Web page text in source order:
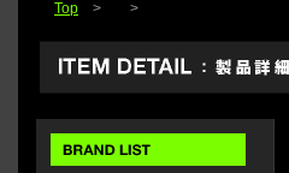
Top > >